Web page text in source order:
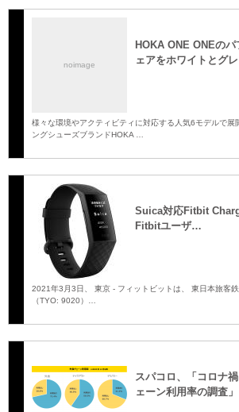
noimage
HOKA ONE ONEの
ェアをホワイトとグ
様々な環境やアクティビティに対応する人気6モデルで展
ングシューズブランドHOKA …
Suica対応Fitbit
Fitbitユーザ…
2021年3月3日、 東京 - フィットビットは、 東日本旅客鉄
（TYO: 9020）…
スパコロ、「コロナ
ェーン利用率の調査